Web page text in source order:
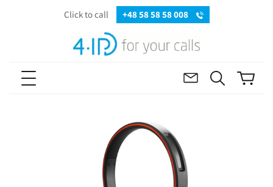
Click to call +48 58 58 58 008